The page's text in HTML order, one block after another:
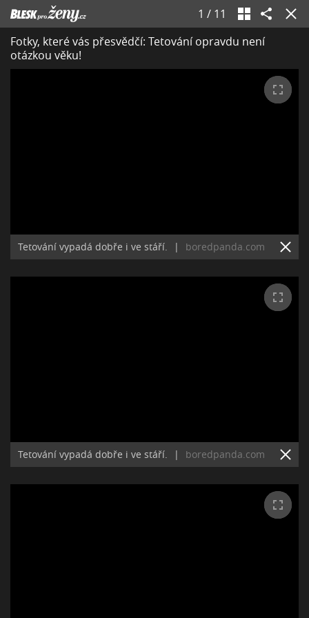
1 / 11
Fotky, které vás přesvědčí: Tetování opravdu není
otázkou věku!
Tetování vypadá dobře i ve stáří. | boredpanda.com
Tetování vypadá dobře i ve stáří. | boredpanda.com